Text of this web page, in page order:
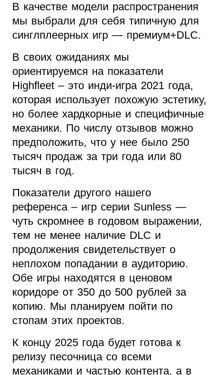
В качестве модели распространения
мы выбрали для себя типичную для
синглплеерных игр — премиум+DLC.
В своих ожиданиях мы
ориентируемся на показатели
Highfleet – это инди-игра 2021 года,
которая использует похожую эстетику,
но более хардкорные и специфичные
механики. По числу отзывов можно
предположить, что у нее было 250
тысяч продаж за три года или 80
тысяч в год.
Показатели другого нашего
референса – игр серии Sunless —
чуть скромнее в годовом выражении,
тем не менее наличие DLC и
продолжения свидетельствует о
неплохом попадании в аудиторию.
Обе игры находятся в ценовом
коридоре от 350 до 500 рублей за
копию. Мы планируем пойти по
стопам этих проектов.
К концу 2025 года будет готова к
релизу песочница со всеми
механиками и частью контента, а в